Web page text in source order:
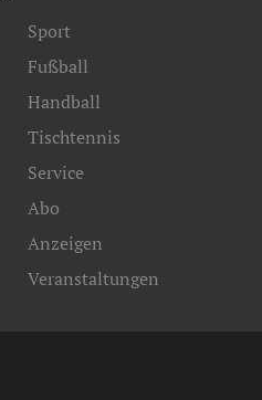
Sport
Fußball
Handball
Tischtennis
Service
Abo
Anzeigen
Veranstaltungen